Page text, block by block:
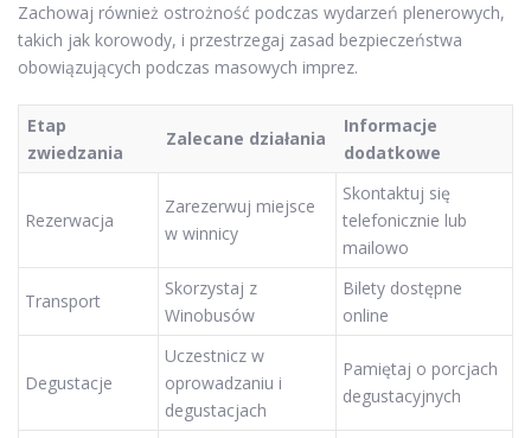
Zachowaj również ostrożność podczas wydarzeń plenerowych,
takich jak korowody, i przestrzegaj zasad bezpieczeństwa
obowiązujących podczas masowych imprez.
Etap
zwiedzania
Zalecane działania
Informacje
dodatkowe
Rezerwacja
Zarezerwuj miejsce
w winnicy
Skontaktuj się
telefonicznie lub
mailowo
Transport
Skorzystaj z
Winobusów
Bilety dostępne
online
Degustacje
Uczestnicz w
oprowadzaniu i
degustacjach
Pamiętaj o porcjach
degustacyjnych